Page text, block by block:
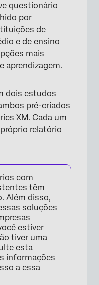
questionário
por
de
e de ensino
mais
aprendizagem.
dois estudos
pré-criados
XM. Cada um
relatório
com
têm
Além disso,
soluções
estiver
tiver uma
esta
informações
a essa